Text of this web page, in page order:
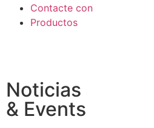
Contacte con
Productos
Noticias
& Events